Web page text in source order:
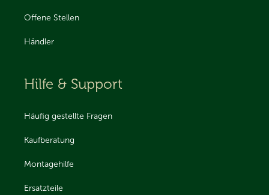
Offene Stellen
Händler
Hilfe & Support
Häufig gestellte Fragen
Kaufberatung
Montagehilfe
Ersatzteile